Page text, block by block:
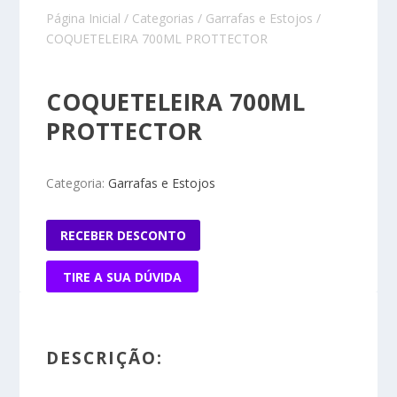
Página Inicial / Categorias / Garrafas e Estojos /
COQUETELEIRA 700ML PROTTECTOR
COQUETELEIRA 700ML
PROTTECTOR
Categoria:Garrafas e Estojos
RECEBER DESCONTO
TIRE A SUA DÚVIDA
DESCRIÇÃO: